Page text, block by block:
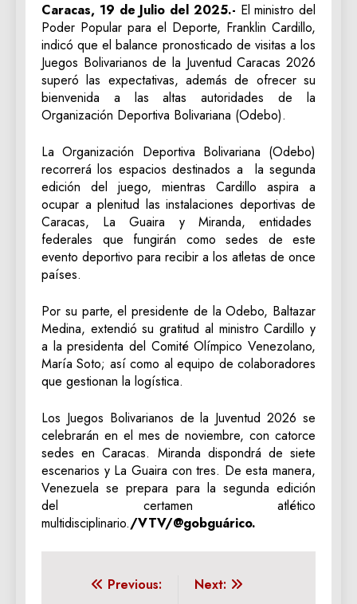
Caracas, 19 de Julio del 2025.- El ministro del
Poder Popular para el Deporte, Franklin Cardillo,
indicó que el balance pronosticado de visitas a los
Juegos Bolivarianos de la Juventud Caracas 2026
superó las expectativas, además de ofrecer su
bienvenida a las altas autoridades de la
Organización Deportiva Bolivariana (Odebo).
La Organización Deportiva Bolivariana (Odebo)
recorrerá los espacios destinados a la segunda
edición del juego, mientras Cardillo aspira a
ocupar a plenitud las instalaciones deportivas de
Caracas, La Guaira y Miranda, entidades
federales que fungirán como sedes de este
evento deportivo para recibir a los atletas de once
países.
Por su parte, el presidente de la Odebo, Baltazar
Medina, extendió su gratitud al ministro Cardillo y
a la presidenta del Comité Olímpico Venezolano,
María Soto; así como al equipo de colaboradores
que gestionan la logística.
Los Juegos Bolivarianos de la Juventud 2026 se
celebrarán en el mes de noviembre, con catorce
sedes en Caracas. Miranda dispondrá de siete
escenarios y La Guaira con tres. De esta manera,
Venezuela se prepara para la segunda edición
del certamen atlético
multidisciplinario./VTV/@gobguárico.
Navegación
Previous:
Next: